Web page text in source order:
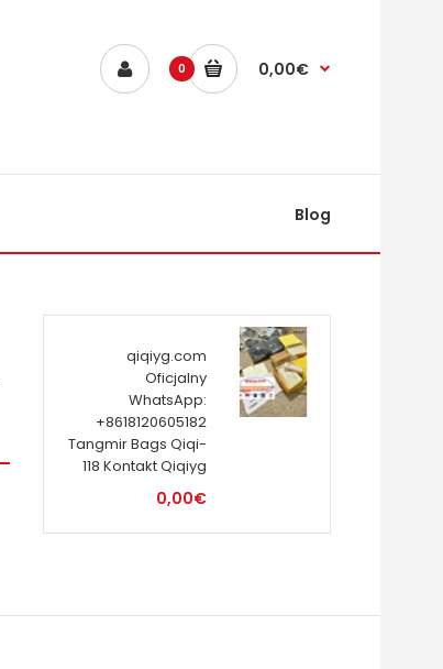
0 0,00€
Blog
qiqiyg.com
Oficjalny
WhatsApp:
+8618120605182
Tangmir Bags Qiqi-
118 Kontakt Qiqiyg
0,00€